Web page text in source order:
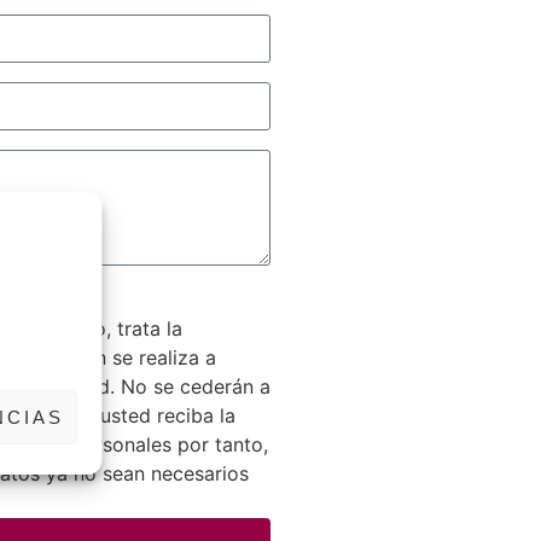
formulario, trata la
se realiza a
actividad. No se cederán a
de que usted reciba la
datos personales por tanto,
ya no sean necesarios